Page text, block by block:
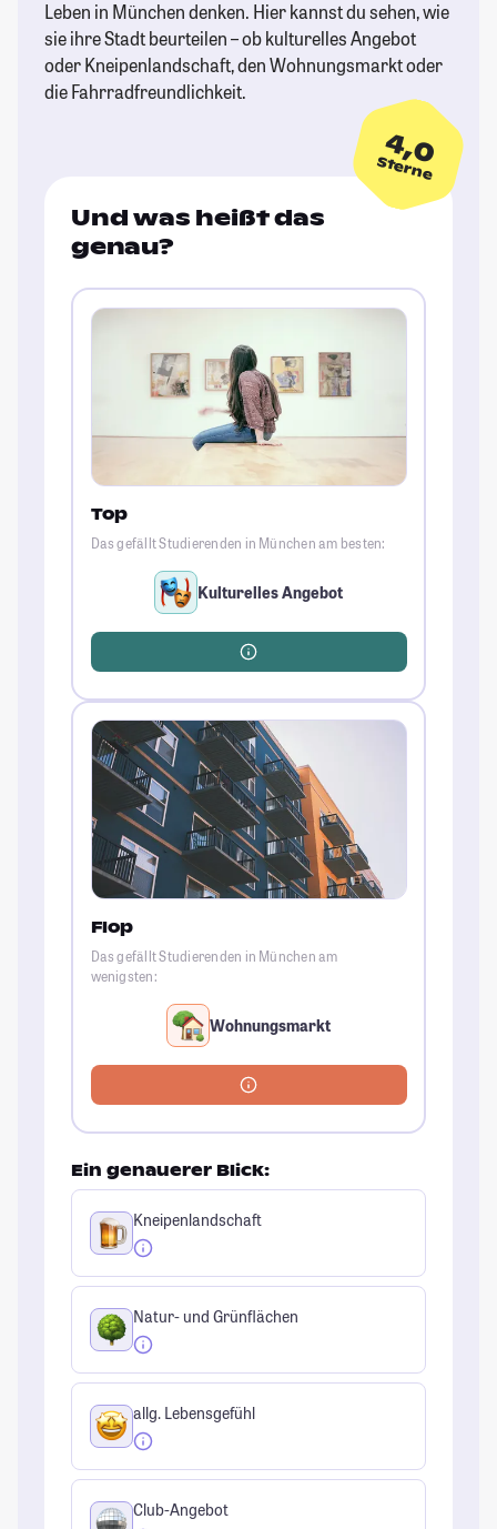
Leben in München denken. Hier kannst du sehen, wie
sie ihre Stadt beurteilen – ob kulturelles Angebot
oder Kneipenlandschaft, den Wohnungsmarkt oder
die Fahrradfreundlichkeit.
4,0
Sterne
Und was heißt das
genau?
Top
Das gefällt Studierenden in München am besten:
Kulturelles Angebot
Flop
Das gefällt Studierenden in München am
wenigsten:
Wohnungsmarkt
Ein genauerer Blick:
Kneipenlandschaft
Natur- und Grünflächen
allg. Lebensgefühl
Club-Angebot